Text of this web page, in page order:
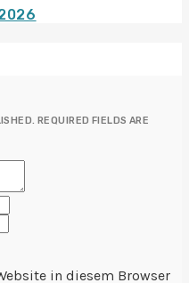
REQUIRED FIELDS ARE
in diesem Browser